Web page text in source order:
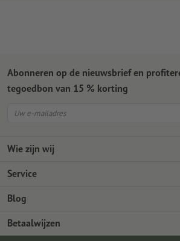
Wie zijn wij
Ondernemingen
Milieubescherming
Service
Betaalwijzen
Verzending
Blog
Photoshop-tutorials
Betaalwijzen
Abonneren op de nieuwsbrief en
tegoedbon van 15 % korting